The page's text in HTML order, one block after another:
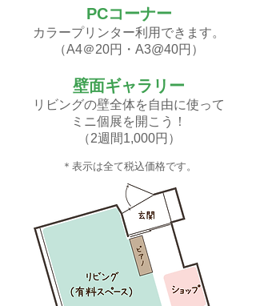
PCコーナー
カラープリンター利用できます。
（A4＠20円・A3@40円）​
壁面ギャラリー
リビングの壁全体を自由に使って
ミニ個展を開こう！
（2週間1,000円）
​＊表示は全て税込価格です。